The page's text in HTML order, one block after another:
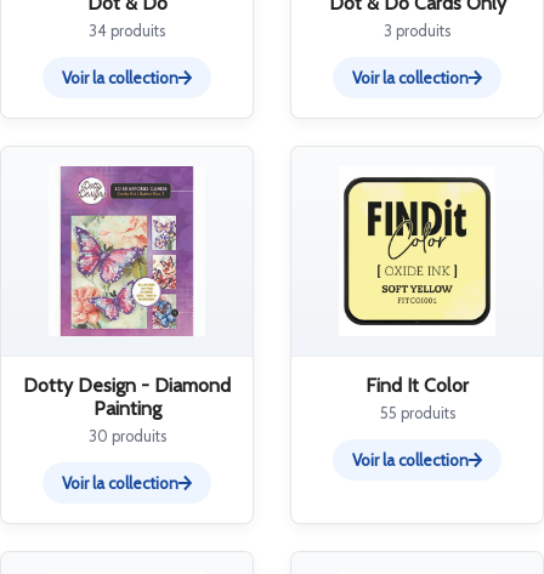
34 produits
Voir la collection
3 produits
Voir la collection
Dotty Design - Diamond
Painting
30 produits
Voir la collection
Find It Color
55 produits
Voir la collection